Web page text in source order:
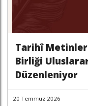
Tarihî
Birliği
Düzenleniyor
20 Temmuz 2026